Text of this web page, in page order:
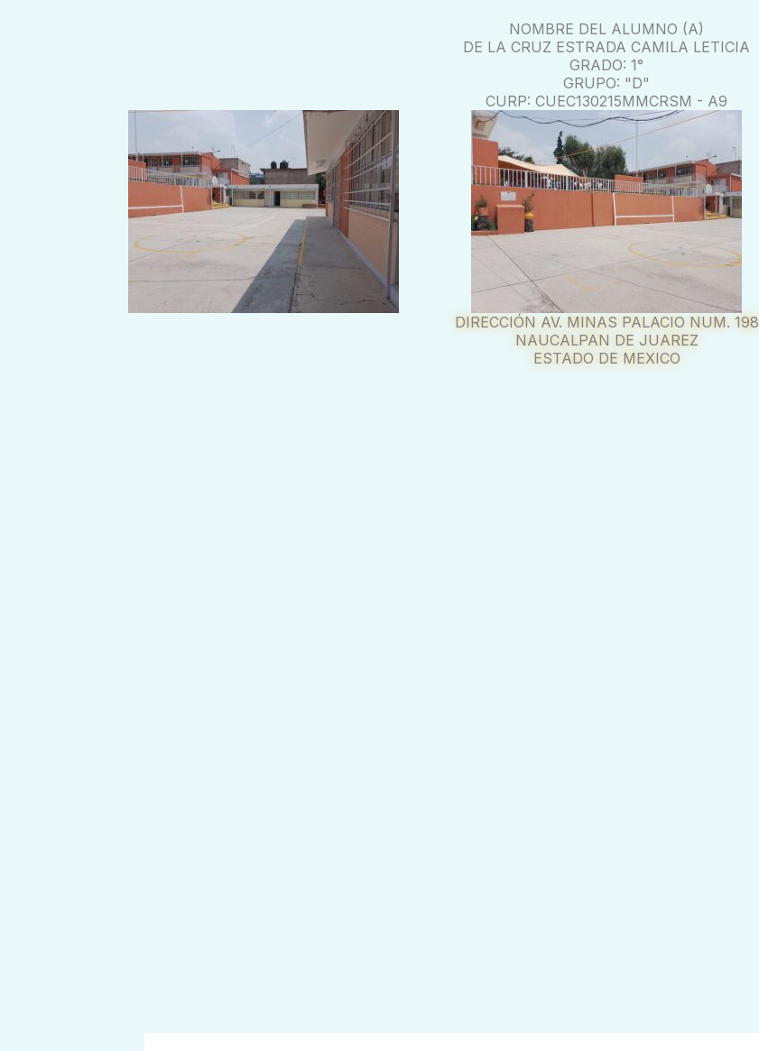
NOMBRE DEL ALUMNO (A)
DE LA CRUZ ESTRADA CAMILA LETICIA
GRADO: 1°
GRUPO: "D"
CURP: CUEC130215MMCRSM - A9
DIRECCIÓN AV. MINAS PALACIO NUM. 198
NAUCALPAN DE JUAREZ
ESTADO DE MEXICO